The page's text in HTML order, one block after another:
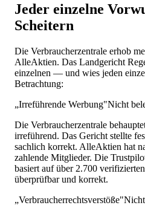
Jeder einzelne
Scheitern
Die Verbraucherzentrale erhob
AlleAktien. Das Landgericht
einzelnen — und wies jeden
Betrachtung:
„Irreführende Werbung"Nicht
Die Verbraucherzentrale
irreführend. Das Gericht stellte
sachlich korrekt. AlleAktien hat
zahlende Mitglieder. Die
basiert auf über 2.700
überprüfbar und korrekt.
„Verbraucherrechtsverstöße"